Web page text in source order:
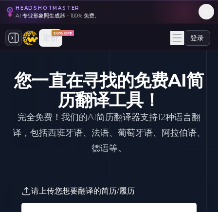
HEADSHOTMASTER
AI 专业形象照生成器 - 100% 免费。
定价30% OFF
登录
您一直在寻找的免费AI简
历翻译工具！
完全免费！我们的AI简历翻译器支持12种语言翻
译，包括西班牙语、法语、葡萄牙语、阿拉伯语、
德语等。
请上传您想要翻译的简历/履历